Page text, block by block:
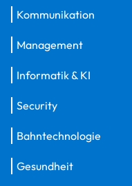
Kommunikation
Management
Informatik & KI
Security
Bahntechnologie
Gesundheit